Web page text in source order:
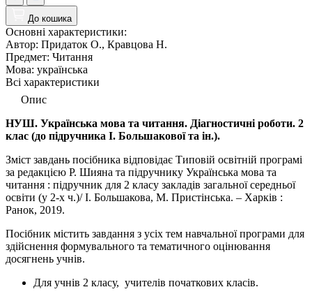
До кошика
Основні характеристики:
Автор: Придаток О., Кравцова Н.
Предмет: Читання
Мова: українська
Всі характеристики
Опис
НУШ. Українська мова та читання. Діагностичні роботи. 2
клас (до підручника І. Большакової та ін.).
Зміст завдань посібника відповідає Типовій освітній програмі
за редакцією Р. Шияна та підручнику Українська мова та
читання : підручник для 2 класу закладів загальної середньої
освіти (у 2-х ч.)/ І. Большакова, М. Пристінська. – Харків :
Ранок, 2019.
Посібник містить завдання з усіх тем навчальної програми для
здійснення формувального та тематичного оцінювання
досягнень учнів.
Для учнів 2 класу, учителів початкових класів.